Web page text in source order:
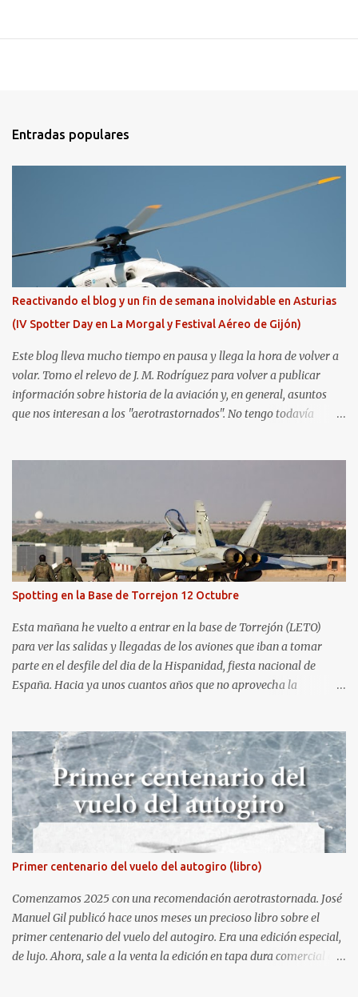
Entradas populares
Reactivando el blog y un fin de semana inolvidable en Asturias
(IV Spotter Day en La Morgal y Festival Aéreo de Gijón)
Este blog lleva mucho tiempo en pausa y llega la hora de volver a
volar. Tomo el relevo de J. M. Rodríguez para volver a publicar
información sobre historia de la aviación y, en general, asuntos
que nos interesan a los "aerotrastornados". No tengo todavía
Aerospotters Principado a una genial sesión fotográfica en el
aeródromo de La Morgal (todavía no he tenido tiempo de
procesar esas imágenes). Al día siguiente, asistí al Festival Aéreo de
Gijón . He aquí algunas de las tomas que realicé este pasado
domingo.
Spotting en la Base de Torrejon 12 Octubre
Esta mañana he vuelto a entrar en la base de Torrejón (LETO)
para ver las salidas y llegadas de los aviones que iban a tomar
parte en el desfile del dia de la Hispanidad, fiesta nacional de
España. Hacia ya unos cuantos años que no aprovecha la
cercano en la senda de aterrizaje) pero... no es lo mismo :-) La cita
comenzaba a las 8:30 de la mañana en el control de seguridad de
la base militar con mas de 100 personas haciendo cola para
identificarnos antes de acceder. Una vez dentro, como otras
ocasiones, hemos dejado los coches en una zona común desde la
que nos han trasladado en autobuses por el interior de la base. La
primera parada ha sido en la plataforma al lado de donde estaban
aparcados los F18 y donde también había un veterano F4 Phantom
. Mientras tirábamos las primeras fotos los pilotos iban entrando
en sus aparatos y comenzaba la sinfoní...
Primer centenario del vuelo del autogiro (libro)
Comenzamos 2025 con una recomendación aerotrastornada. José
Manuel Gil publicó hace unos meses un precioso libro sobre el
primer centenario del vuelo del autogiro. Era una edición especial,
de lujo. Ahora, sale a la venta la edición en tapa dura comercial en